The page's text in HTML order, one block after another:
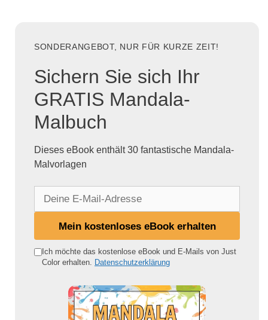
SONDERANGEBOT, NUR FÜR KURZE ZEIT!
Sichern Sie sich Ihr
GRATIS Mandala-
Malbuch
Dieses eBook enthält 30 fantastische Mandala-
Malvorlagen
e
Mein kostenloses eBook erhalten
Ich möchte das kostenlose eBook und E-Mails von Just
Color erhalten.
Datenschutzerklärung